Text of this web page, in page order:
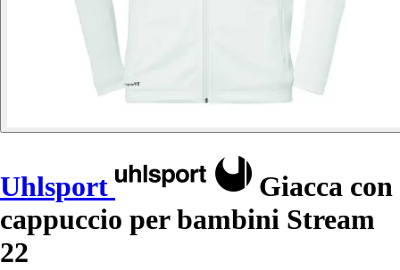
Uhlsport
Giacca con
cappuccio per bambini Stream
22